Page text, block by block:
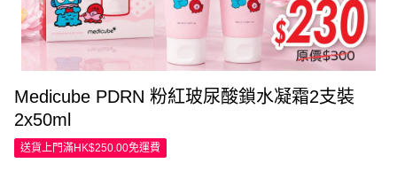
Medicube PDRN 粉紅玻尿酸鎖水凝霜2支裝
2x50ml
送貨上門滿HK$250.00免運費